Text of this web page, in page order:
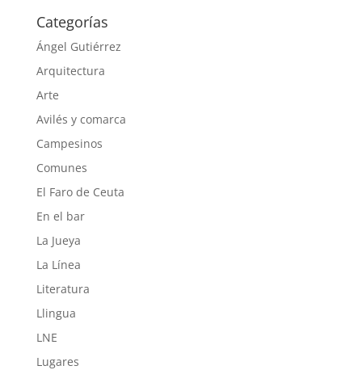
Categorías
Ángel Gutiérrez
Arquitectura
Arte
Avilés y comarca
Campesinos
Comunes
El Faro de Ceuta
En el bar
La Jueya
La Línea
Literatura
Llingua
LNE
Lugares